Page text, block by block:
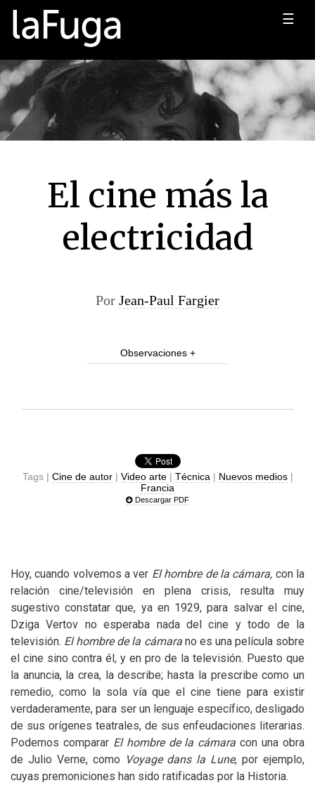
☰
El cine más la
electricidad
Por Jean-Paul Fargier
Observaciones +
Tags | Cine de autor| Video arte| Técnica | Nuevos medios|
Francia
Descargar PDF
Hoy, cuando volvemos a ver El hombre de la cámara, con la
relación cine/televisión en plena crisis, resulta muy
sugestivo constatar que, ya en 1929, para salvar el cine,
Dziga Vertov no esperaba nada del cine y todo de la
televisión. El hombre de la cámarano es una película sobre
el cine sino contra él, y en pro de la televisión. Puesto que
la anuncia, la crea, la describe; hasta la prescribe como un
remedio, como la sola vía que el cine tiene para existir
verdaderamente, para ser un lenguaje específico, desligado
de sus orígenes teatrales, de sus enfeudaciones literarias.
Podemos comparar El hombre de la cámara con una obra
de Julio Verne, como Voyage dans la Lune, por ejemplo,
cuyas premoniciones han sido ratificadas por la Historia.